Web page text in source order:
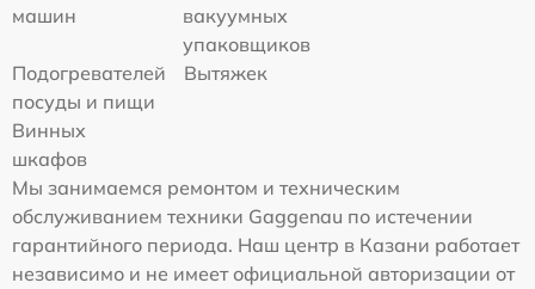
машин
вакуумных
упаковщиков
Подогревателей
посуды и пищи
Вытяжек
Винных
шкафов
Мы занимаемся ремонтом и техническим
обслуживанием техники Gaggenau по истечении
гарантийного периода. Наш центр в Казани работает
независимо и не имеет официальной авторизации от